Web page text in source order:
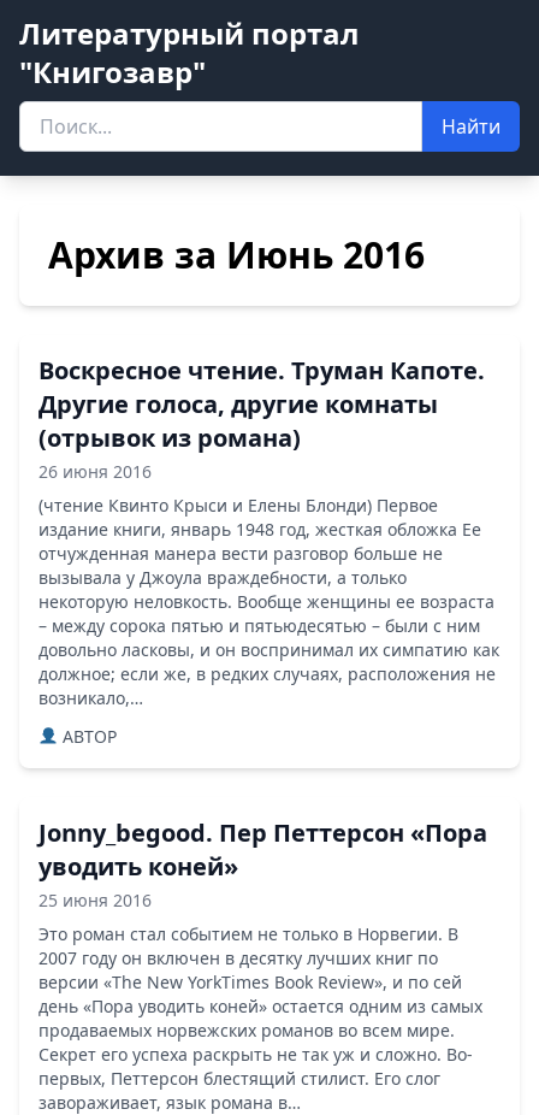
Литературный портал
"Книгозавр"
Найти
Архив за Июнь 2016
Воскресное чтение. Труман Капоте.
Другие голоса, другие комнаты
(отрывок из романа)
26 июня 2016
(чтение Квинто Крыси и Елены Блонди) Первое
издание книги, январь 1948 год, жесткая обложка Ее
отчужденная манера вести разговор больше не
вызывала у Джоула враждебности, а только
некоторую неловкость. Вообще женщины ее возраста
– между сорока пятью и пятьюдесятью – были с ним
довольно ласковы, и он воспринимал их симпатию как
должное; если же, в редких случаях, расположения не
возникало,…
ABTOP
Jonny_begood. Пер Петтерсон «Пора
уводить коней»
25 июня 2016
Это роман стал событием не только в Норвегии. В
2007 году он включен в десятку лучших книг по
версии «The New YorkTimes Book Review», и по сей
день «Пора уводить коней» остается одним из самых
продаваемых норвежских романов во всем мире.
Секрет его успеха раскрыть не так уж и сложно. Во-
первых, Петтерсон блестящий стилист. Его слог
завораживает, язык романа в…